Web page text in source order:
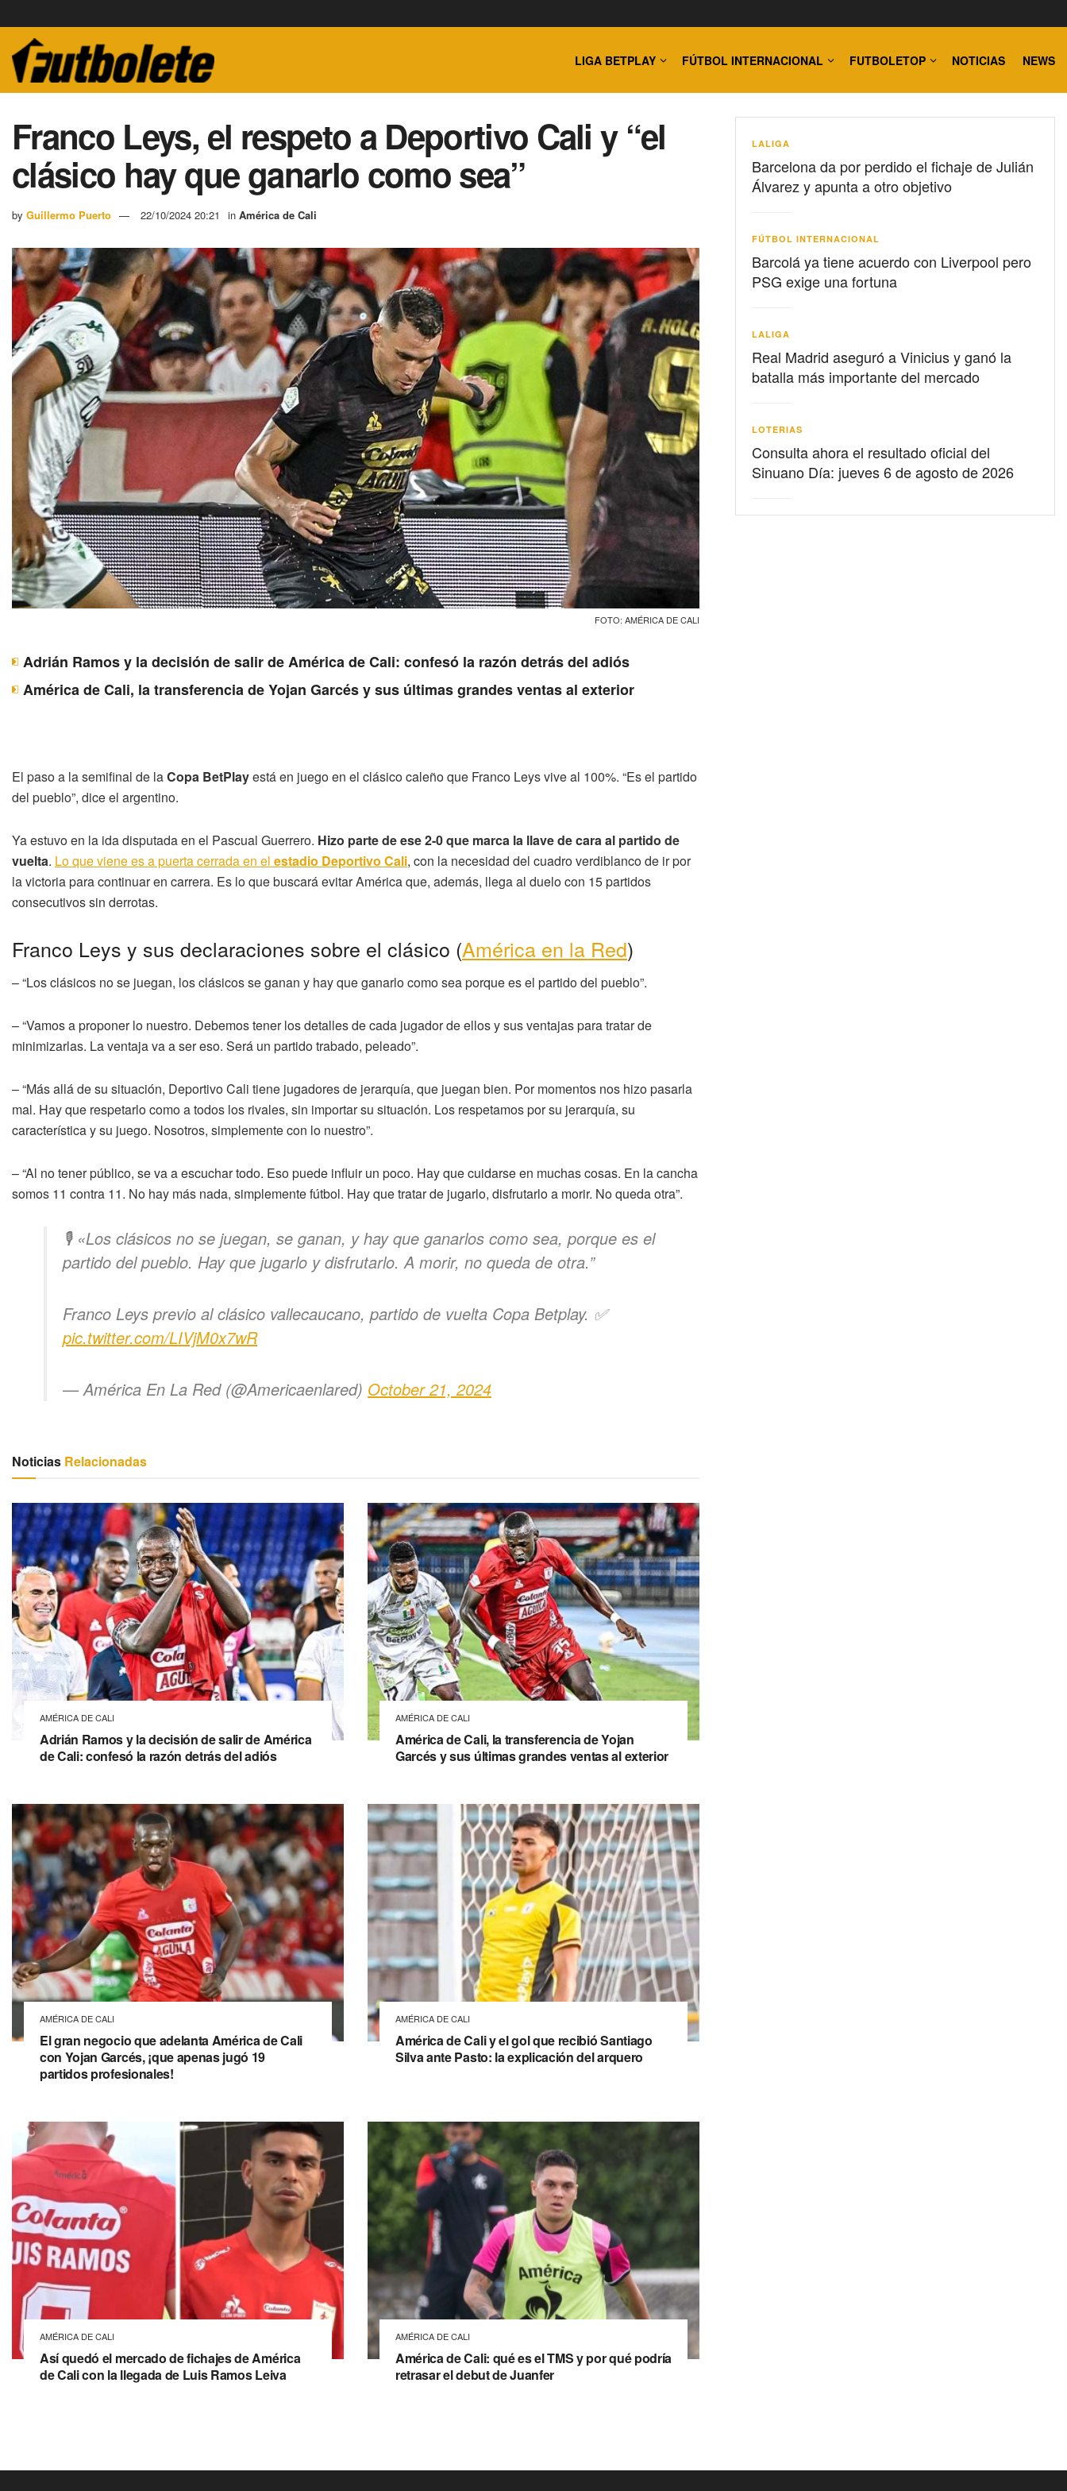
LIGA BETPLAY FÚTBOL INTERNACIONAL FUTBOLETOP NOTICIAS NEWS
Franco Leys, el respeto a Deportivo Cali y “el
clásico hay que ganarlo como sea”
by Guillermo Puerto 22/10/2024 20:21 in América de Cali
FOTO: AMÉRICA DE CALI
Adrián Ramos y la decisión de salir de América de Cali: confesó la razón detrás del adiós
América de Cali, la transferencia de Yojan Garcés y sus últimas grandes ventas al exterior
El paso a la semifinal de laCopa BetPlayestá en juego en el clásico caleño que Franco Leys vive al 100%. “Es el partido
del pueblo”, dice el argentino.
Ya estuvo en la ida disputada en el Pascual Guerrero. Hizo parte de ese 2-0 que marca la llave de cara al partido de
vuelta. Lo que viene es a puerta cerrada en el estadio Deportivo Cali, con la necesidad del cuadro verdiblanco de ir por
la victoria para continuar en carrera. Es lo que buscará evitar América que, además, llega al duelo con 15 partidos
consecutivos sin derrotas.
Franco Leys y sus declaraciones sobre el clásico (América en la Red)
– “Los clásicos no se juegan, los clásicos se ganan y hay que ganarlo como sea porque es el partido del pueblo”.
– “Vamos a proponer lo nuestro. Debemos tener los detalles de cada jugador de ellos y sus ventajas para tratar de
minimizarlas. La ventaja va a ser eso. Será un partido trabado, peleado”.
– “Más allá de su situación, Deportivo Cali tiene jugadores de jerarquía, que juegan bien. Por momentos nos hizo pasarla
mal. Hay que respetarlo como a todos los rivales, sin importar su situación. Los respetamos por su jerarquía, su
característica y su juego. Nosotros, simplemente con lo nuestro”.
– “Al no tener público, se va a escuchar todo. Eso puede influir un poco. Hay que cuidarse en muchas cosas. En la cancha
somos 11 contra 11. No hay más nada, simplemente fútbol. Hay que tratar de jugarlo, disfrutarlo a morir. No queda otra”.
🎙️ «Los clásicos no se juegan, se ganan, y hay que ganarlos como sea, porque es el
partido del pueblo. Hay que jugarlo y disfrutarlo. A morir, no queda de otra.”
Franco Leys previo al clásico vallecaucano, partido de vuelta Copa Betplay. ✅
pic.twitter.com/LIVjM0x7wR
— América En La Red (@Americaenlared) October 21, 2024
Noticias Relacionadas
AMÉRICA DE CALI
Adrián Ramos y la decisión de salir de América
de Cali: confesó la razón detrás del adiós
AMÉRICA DE CALI
América de Cali, la transferencia de Yojan
Garcés y sus últimas grandes ventas al exterior
AMÉRICA DE CALI
El gran negocio que adelanta América de Cali
con Yojan Garcés, ¡que apenas jugó 19
partidos profesionales!
AMÉRICA DE CALI
América de Cali y el gol que recibió Santiago
Silva ante Pasto: la explicación del arquero
AMÉRICA DE CALI
Así quedó el mercado de fichajes de América
de Cali con la llegada de Luis Ramos Leiva
AMÉRICA DE CALI
América de Cali: qué es el TMS y por qué podría
retrasar el debut de Juanfer
LALIGA
Barcelona da por perdido el fichaje de Julián
Álvarez y apunta a otro objetivo
FÚTBOL INTERNACIONAL
Barcolá ya tiene acuerdo con Liverpool pero
PSG exige una fortuna
LALIGA
Real Madrid aseguró a Vinicius y ganó la
batalla más importante del mercado
LOTERIAS
Consulta ahora el resultado oficial del
Sinuano Día: jueves 6 de agosto de 2026